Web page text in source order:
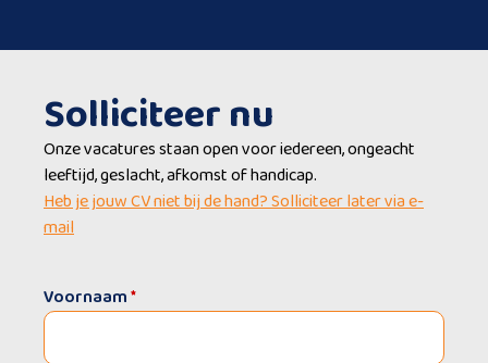
Solliciteer nu
Onze vacatures staan open voor iedereen, ongeacht
leeftijd, geslacht, afkomst of handicap.
Heb je jouw CV niet bij de hand? Solliciteer later via e-
mail
Voornaam*